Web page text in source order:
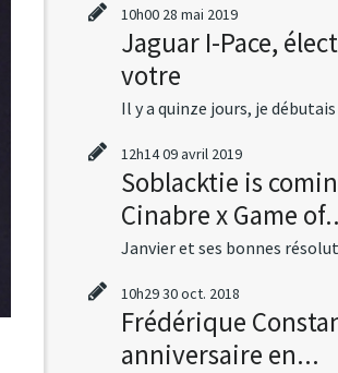
10h00 28 mai 2019
Jaguar I-Pace,
votre
Il y a quinze jours, je
12h1409avril 2019
Soblacktie is
Cinabre x Game
Janvier et ses bonnes
10h2930oct. 2018
Frédérique
anniversaire en...